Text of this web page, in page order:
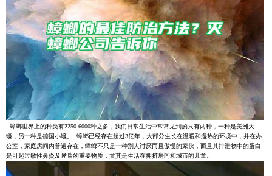
蟑螂世界上的种类有2250-6000种之多，我们日常生活中常常见到的只有两种，一种是美洲大
蠊，另一种是德国小蠊。 蟑螂已经存在超过3亿年，大部分生长在温暖和湿热的环境中，并在办
公室，家庭房间内普遍存在，蟑螂不只是一种别人讨厌而且傲慢的家伙，而且其排泄物中的蛋白
是引起过敏性鼻炎及哮喘的重要物质，尤其是生活在拥挤房间和城市的儿童。